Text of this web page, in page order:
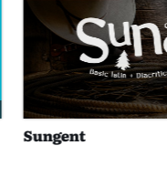
Sungent